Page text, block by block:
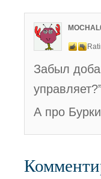
Забыл
А про